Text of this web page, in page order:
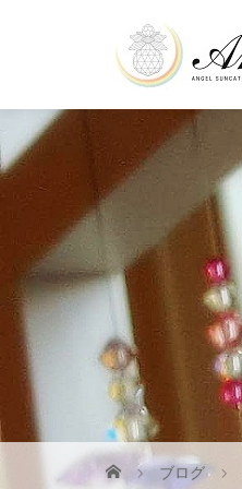
ブログ